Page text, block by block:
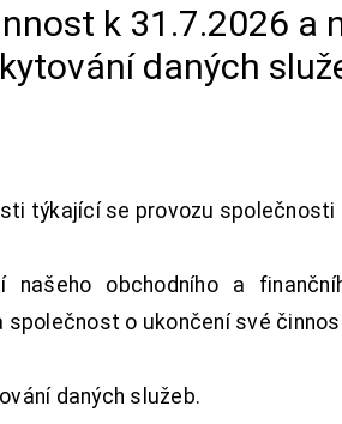
k 31.7.2026 a
daných
týkající se provozu společnosti
obchodního a
společnost o ukončení své
daných služeb.